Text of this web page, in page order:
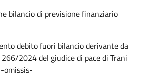
bilancio di previsione finanziario
debito fuori bilancio derivante da
2024 del giudice di pace di Trani
omissis-